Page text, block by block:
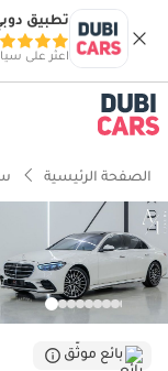
تطبيق
اعثر على
الصفحة الرئيسية
بائع موثّق